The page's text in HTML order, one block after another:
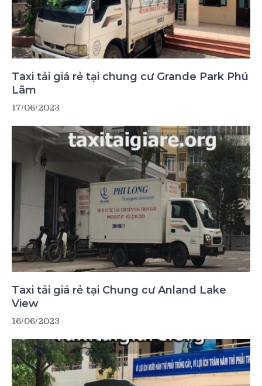
Taxi tải giá rẻ tại chung cư Grande Park Phú
Lãm
17/06/2023
Taxi tải giá rẻ tại Chung cư Anland Lake
View
16/06/2023